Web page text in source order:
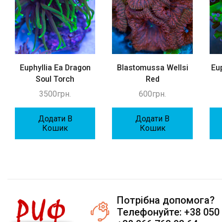
Euphyllia Ea Dragon
Soul Torch
3500грн.
Додати В
Кошик
Blastomussa Wellsi
Red
600грн.
Додати В
Кошик
Потрібна допомога?
Телефонуйте: +38 050